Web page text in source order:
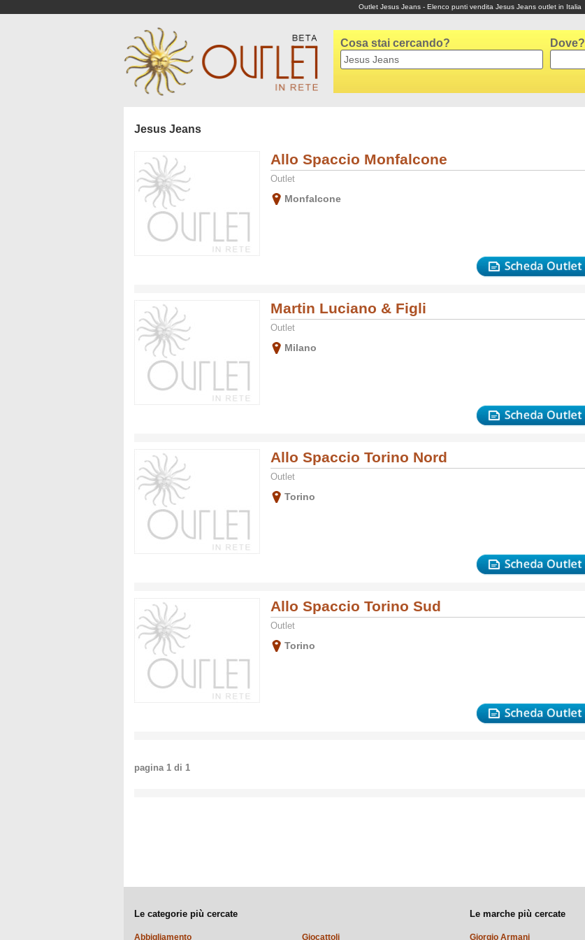
Outlet Jesus Jeans - Elenco punti vendita Jesus Jeans outlet in Italia
Cosa stai cercando? Dove?
Jesus Jeans
Allo Spaccio Monfalcone
Outlet
Monfalcone
Martin Luciano & Figli
Outlet
Milano
Allo Spaccio Torino Nord
Outlet
Torino
Allo Spaccio Torino Sud
Outlet
Torino
pagina 1 di 1
Le categorie più cercate
Abbigliamento Giocattoli
Le marche più cercate
Giorgio Armani